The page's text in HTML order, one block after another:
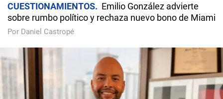
CUESTIONAMIENTOS
Emilio González advierte
sobre rumbo político y rechaza nuevo bono de Miami
Por Daniel Castropé